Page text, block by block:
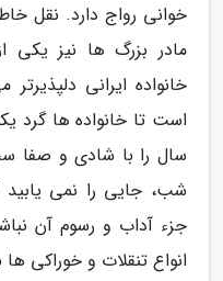
خوانی رواج دارد. نقل
مادر بزرگ ها نیز یکی
خانواده ایرانی
است تا خانواده ها گرد
سال را با شادی و صفا
شب، جایی را نمی
جزء آداب و رسوم آن
انواع تنقلات و خوراکی